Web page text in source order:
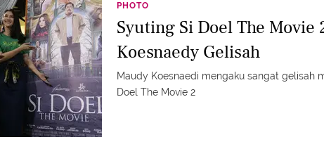
PHOTO
Syuting Si Doel The Movie
Koesnaedy Gelisah
Maudy Koesnaedi mengaku sangat gelisah
Doel The Movie 2